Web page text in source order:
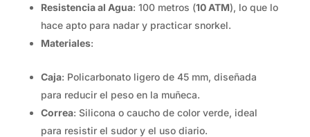
Resistencia al Agua: 100 metros (10 ATM), lo que lo
hace apto para nadar y practicar snorkel.
Materiales:
Caja: Policarbonato ligero de 45 mm, diseñada
para reducir el peso en la muñeca.
Correa: Silicona o caucho de color verde, ideal
para resistir el sudor y el uso diario.